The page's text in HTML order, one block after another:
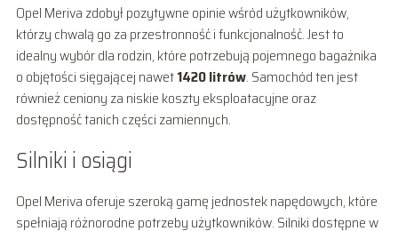
Opel Meriva zdobył pozytywne opinie wśród użytkowników,
którzy chwalą go za przestronność i funkcjonalność. Jest to
idealny wybór dla rodzin, które potrzebują pojemnego bagażnika
o objętości sięgającej nawet1420 litrów. Samochód ten jest
również ceniony za niskie koszty eksploatacyjne oraz
dostępność tanich części zamiennych.
Silniki i osiągi
Opel Meriva oferuje szeroką gamę jednostek napędowych, które
spełniają różnorodne potrzeby użytkowników. Silniki dostępne w